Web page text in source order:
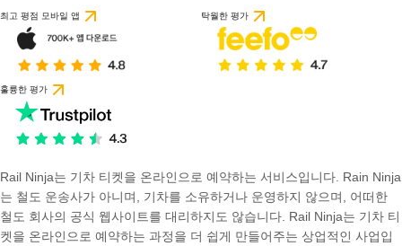
최고 평점 모바일 앱 탁월한 평가
훌륭한 평가
Rail Ninja는 기차 티켓을 온라인으로 예약하는 서비스입니다. Rain Ninja
는 철도 운송사가 아니며, 기차를 소유하거나 운영하지 않으며, 어떠한
철도 회사의 공식 웹사이트를 대리하지도 않습니다. Rail Ninja는 기차 티
켓을 온라인으로 예약하는 과정을 더 쉽게 만들어주는 상업적인 사업입